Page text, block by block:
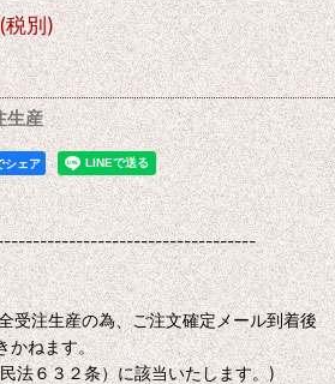
(税別)
生産
シェア
受注生産の為、ご注文確定メール到着後
かねます。
法６３２条）に該当いたします。)